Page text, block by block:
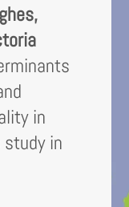
in
study in